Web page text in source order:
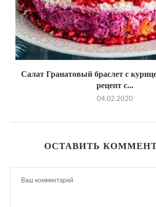
Салат Гранатовый браслет с
рецепт с...
04.02.2020
ОСТАВИТЬ